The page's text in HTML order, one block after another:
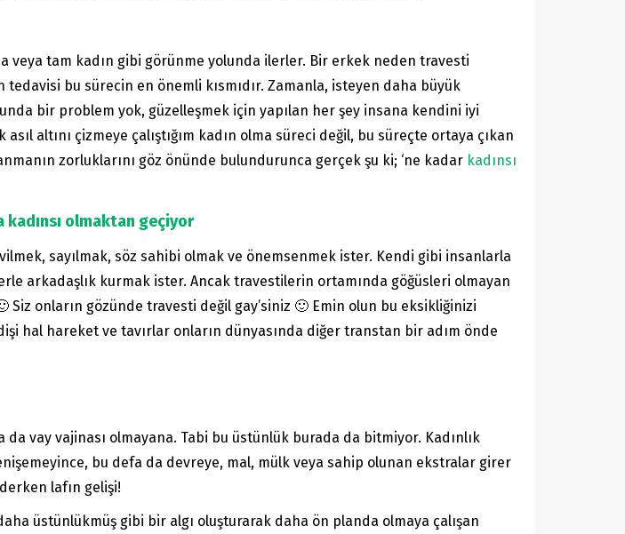
tam kadın gibi görünme yolunda ilerler. Bir erkek neden travesti
bu sürecin en önemli kısmıdır. Zamanla, isteyen daha büyük
bir problem yok, güzelleşmek için yapılan her şey insana kendini iyi
altını çizmeye çalıştığım kadın olma süreci değil, bu süreçte ortaya çıkan
zorluklarını göz önünde bulundurunca gerçek şu ki; ‘ne kadar kadınsı
kadınsı olmaktan geçiyor
sayılmak, söz sahibi olmak ve önemsenmek ister. Kendi gibi insanlarla
arkadaşlık kurmak ister. Ancak travestilerin ortamında göğüsleri olmayan
onların gözünde travesti değil gay’siniz 🙂 Emin olun bu eksikliğinizi
hal hareket ve tavırlar onların dünyasında diğer transtan bir adım önde
vay vajinası olmayana. Tabi bu üstünlük burada da bitmiyor. Kadınlık
bu defa da devreye, mal, mülk veya sahip olunan ekstralar girer
lafın gelişi!
üstünlükmüş gibi bir algı oluşturarak daha ön planda olmaya çalışan